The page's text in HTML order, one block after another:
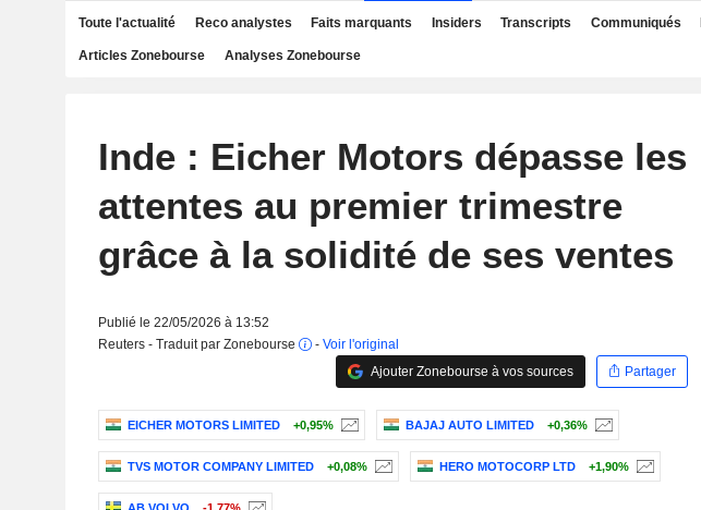
Toute l'actualité Reco analystes Faits marquants Insiders Transcripts Communiqués
Articles Zonebourse Analyses Zonebourse
Inde : Eicher Motors dépasse les
attentes au premier trimestre
grâce à la solidité de ses ventes
Publié le 22/05/2026 à 13:52
Reuters - Traduit par Zonebourse
- Voir l'original
Ajouter Zonebourse à vos sources
Partager
EICHER MOTORS LIMITED +0,95% BAJAJ AUTO LIMITED +0,36%
TVS MOTOR COMPANY LIMITED +0,08% HERO MOTOCORP LTD +1,90%